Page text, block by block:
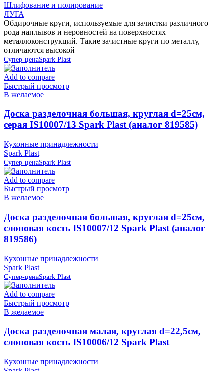
Шлифование и полирование
ЛУГА
Обдирочные круги, используемые для зачистки различного
рода наплывов и неровностей на поверхностях
металлоконструкций. Такие зачистные круги по металлу,
отличаются высокой
Супер-ценаSpark Plast
Add to compare
Быстрый просмотр
В желаемое
Доска разделочная большая, круглая d=25см,
серая IS10007/13 Spark Plast (аналог 819585)
Кухонные принадлежности
Spark Plast
Супер-ценаSpark Plast
Add to compare
Быстрый просмотр
В желаемое
Доска разделочная большая, круглая d=25см,
слоновая кость IS10007/12 Spark Plast (аналог
819586)
Кухонные принадлежности
Spark Plast
Супер-ценаSpark Plast
Add to compare
Быстрый просмотр
В желаемое
Доска разделочная малая, круглая d=22,5см,
слоновая кость IS10006/12 Spark Plast
Кухонные принадлежности